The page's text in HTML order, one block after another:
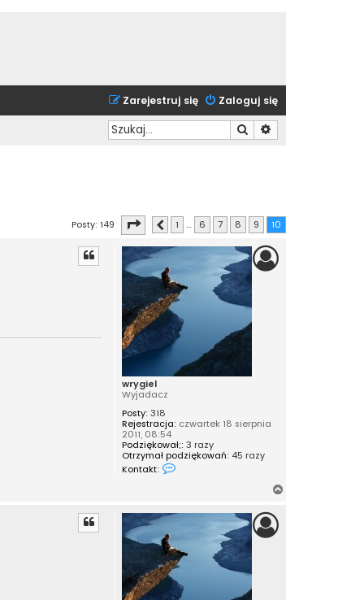
Zaloguj się
Zarejestruj się
Szukaj
Posty: 149 Strona 10 10
Poprzednia
1 … 6 7 8 9 10
wrygiel
Wyjadacz
Posty: 318
Rejestracja: czwartek 18 sierpnia
2011, 08:54
Podziękował;: 3 razy
Otrzymał podziękowań: 45 razy
Kontakt:
a
u
j
s
i
ę